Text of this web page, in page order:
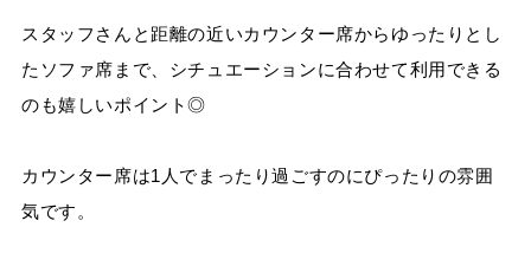
スタッフさんと距離の近いカウンター席からゆったりとし
たソファ席まで、シチュエーションに合わせて利用できる
のも嬉しいポイント◎
カウンター席は1人でまったり過ごすのにぴったりの雰囲
気です。